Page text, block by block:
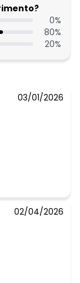
0%
80%
20%
03/01/2026
02/04/2026